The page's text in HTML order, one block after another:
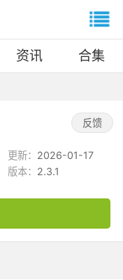
资讯 合集
反馈
更新： 2026-01-17
版本： 2.3.1